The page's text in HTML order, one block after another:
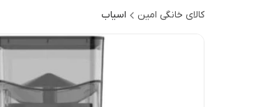
کالای خانگی امین اسیاب